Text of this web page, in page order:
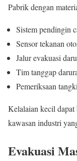
Pabrik dengan
Sistem pendingin
Sensor tekanan
Jalur evakuasi
Tim tanggap
Pemeriksaan
Kelalaian kecil dapat
kawasan industri
Evakuasi